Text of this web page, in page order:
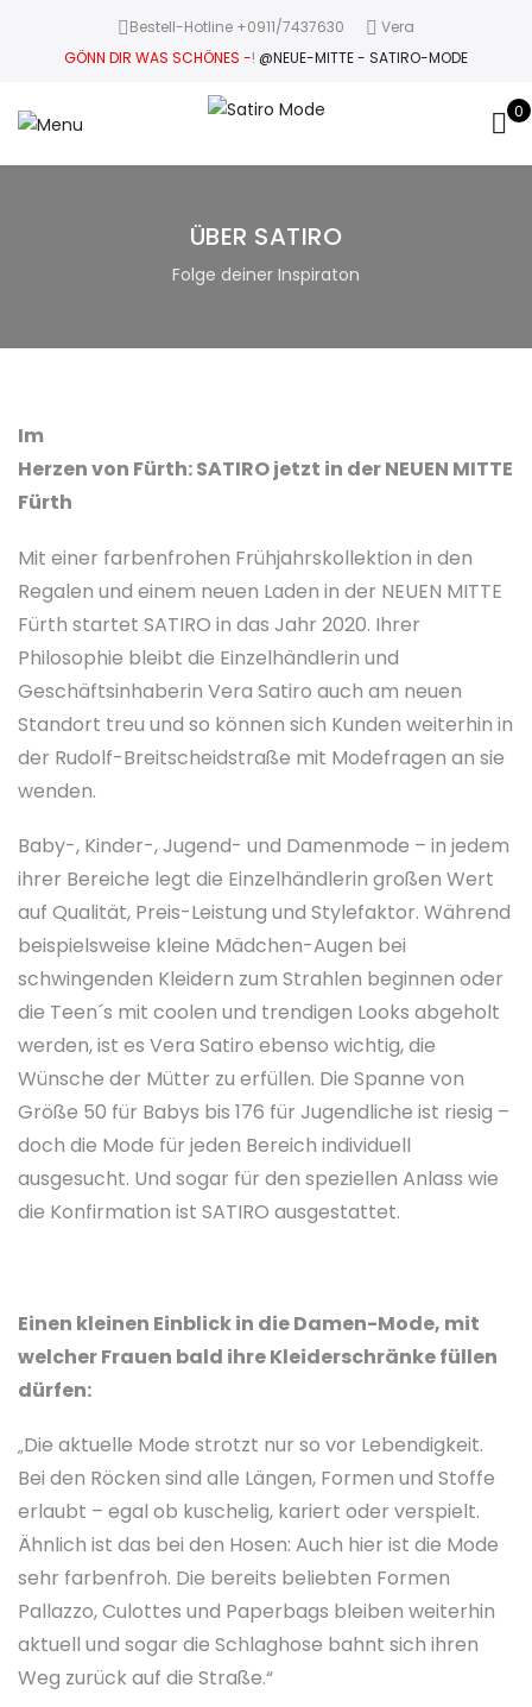
Bestell-Hotline +0911/7437630
Vera
GÖNN DIR WAS SCHÖNES -! @NEUE-MITTE - SATIRO-MODE
0
ÜBER SATIRO
Folge deiner Inspiraton
Im
Herzen von Fürth: SATIRO jetzt in der NEUEN MITTE
Fürth
Mit einer farbenfrohen Frühjahrskollektion in den
Regalen und einem neuen Laden in der NEUEN MITTE
Fürth startet SATIRO in das Jahr 2020. Ihrer
Philosophie bleibt die Einzelhändlerin und
Geschäftsinhaberin Vera Satiro auch am neuen
Standort treu und so können sich Kunden weiterhin in
der Rudolf-Breitscheidstraße mit Modefragen an sie
wenden.
Baby-, Kinder-, Jugend- und Damenmode – in jedem
ihrer Bereiche legt die Einzelhändlerin großen Wert
auf Qualität, Preis-Leistung und Stylefaktor. Während
beispielsweise kleine Mädchen-Augen bei
schwingenden Kleidern zum Strahlen beginnen oder
die Teen´s mit coolen und trendigen Looks abgeholt
werden, ist es Vera Satiro ebenso wichtig, die
Wünsche der Mütter zu erfüllen. Die Spanne von
Größe 50 für Babys bis 176 für Jugendliche ist riesig –
doch die Mode für jeden Bereich individuell
ausgesucht. Und sogar für den speziellen Anlass wie
die Konfirmation ist SATIRO ausgestattet.
Einen kleinen Einblick in die Damen-Mode, mit
welcher Frauen bald ihre Kleiderschränke füllen
dürfen:
„Die aktuelle Mode strotzt nur so vor Lebendigkeit.
Bei den Röcken sind alle Längen, Formen und Stoffe
erlaubt – egal ob kuschelig, kariert oder verspielt.
Ähnlich ist das bei den Hosen: Auch hier ist die Mode
sehr farbenfroh. Die bereits beliebten Formen
Pallazzo, Culottes und Paperbags bleiben weiterhin
aktuell und sogar die Schlaghose bahnt sich ihren
Weg zurück auf die Straße.“